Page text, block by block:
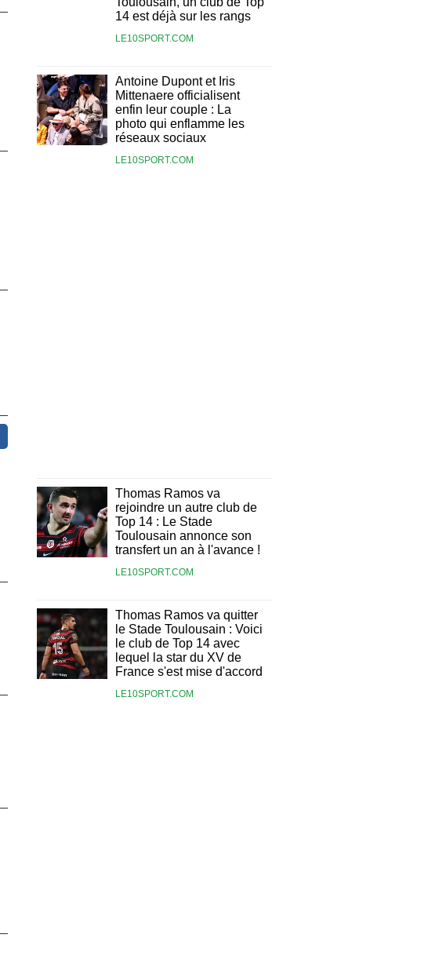
14 est déjà sur les rangs
LE10SPORT.COM
Antoine Dupont et Iris
Mittenaere officialisent
enfin leur couple : La
photo qui enflamme les
réseaux sociaux
LE10SPORT.COM
Thomas Ramos va
rejoindre un autre club de
Top 14 : Le Stade
Toulousain annonce son
transfert un an à l'avance !
LE10SPORT.COM
Thomas Ramos va quitter
le Stade Toulousain : Voici
le club de Top 14 avec
lequel la star du XV de
France s'est mise d'accord
LE10SPORT.COM